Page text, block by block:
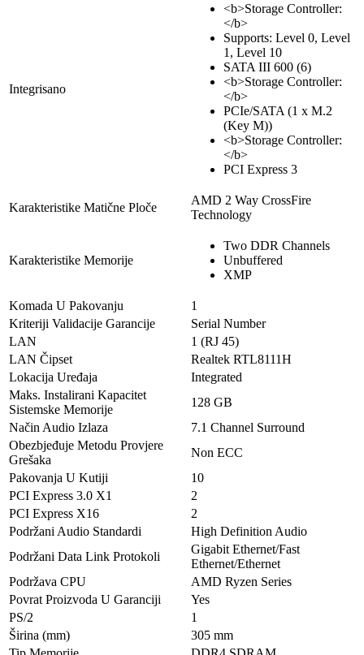
Integrisano
<b>Storage Controller:
</b>
Supports: Level 0, Level
1, Level 10
SATA III 600 (6)
<b>Storage Controller:
</b>
PCIe/SATA (1 x M.2
(Key M))
<b>Storage Controller:
</b>
PCI Express 3
Karakteristike Matične Ploče
AMD 2 Way CrossFire
Technology
Karakteristike Memorije
Two DDR Channels
Unbuffered
XMP
Komada U Pakovanju
1
Kriteriji Validacije Garancije
Serial Number
LAN
1 (RJ 45)
LAN Čipset
Realtek RTL8111H
Lokacija Uređaja
Integrated
Maks. Instalirani Kapacitet
Sistemske Memorije
128 GB
Način Audio Izlaza
7.1 Channel Surround
Obezbjeđuje Metodu Provjere
Grešaka
Non ECC
Pakovanja U Kutiji
10
PCI Express 3.0 X1
2
PCI Express X16
2
Podržani Audio Standardi
High Definition Audio
Podržani Data Link Protokoli
Gigabit Ethernet/Fast
Ethernet/Ethernet
Podržava CPU
AMD Ryzen Series
Povrat Proizvoda U Garanciji
Yes
PS/2
1
Širina (mm)
305 mm